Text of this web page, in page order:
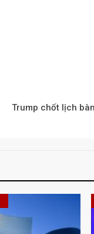
Trump chốt lịch